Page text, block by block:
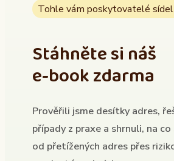
Tohle vám poskytovatelé
Stáhněte si náš
e-book zdarma
Prověřili jsme desítky adres,
případy z praxe a shrnuli, na
od přetížených adres přes